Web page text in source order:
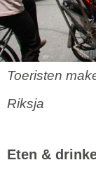
Toeristen
Riksja
Eten &